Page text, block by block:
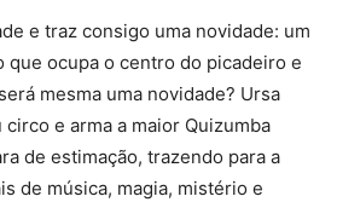
e traz consigo uma novidade: um
ocupa o centro do picadeiro e
mesma uma novidade? Ursa
e arma a maior Quizumba
de estimação, trazendo para a
de música, magia, mistério e